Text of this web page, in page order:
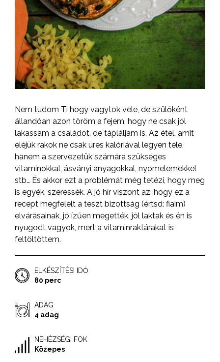
Nem tudom Ti hogy vagytok vele, de szülőként
állandóan azon töröm a fejem, hogy ne csak jól
lakassam a családot, de tápláljam is. Az étel, amit
eléjük rakok ne csak üres kalóriával legyen tele,
hanem a szervezetük számára szükséges
vitaminokkal, ásványi anyagokkal, nyomelemekkel
stb… És akkor ezt a problémát még tetézi, hogy meg
is egyék, szeressék. A jó hír viszont az, hogy ez a
recept megfelelt a teszt bizottság (értsd: fiaim)
elvárásainak, jó ízűen megették, jól laktak és én is
nyugodt vagyok, mert a vitaminraktárakat is
feltöltöttem.
ELKÉSZÍTÉSI IDŐ
80 perc
ADAG
4 adag
NEHÉZSÉGI FOK
Közepes